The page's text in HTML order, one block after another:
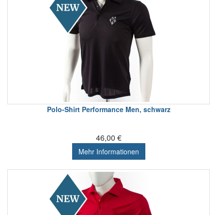
Polo-Shirt Performance Men, schwarz
46,00 €
Mehr Informationen